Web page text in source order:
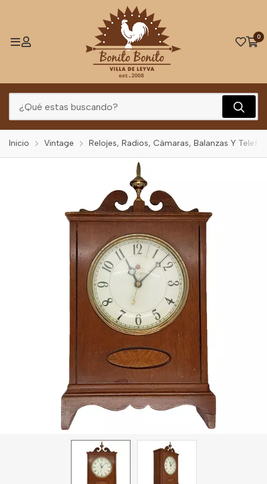
0
Inicio Vintage Relojes, Radios, Cámaras, Balanzas Y